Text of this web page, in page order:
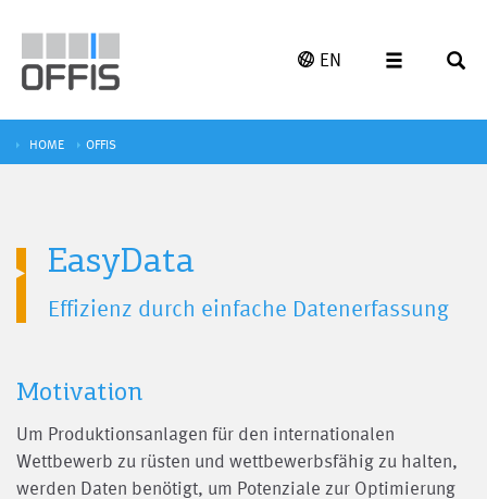
EN
HOME OFFIS
EasyData
Effizienz durch einfache Datenerfassung
Motivation
Um Produktionsanlagen für den internationalen
Wettbewerb zu rüsten und wettbewerbsfähig zu halten,
werden Daten benötigt, um Potenziale zur Optimierung